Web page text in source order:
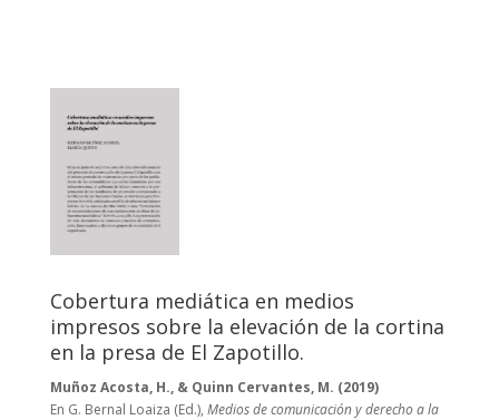
Cobertura mediática en medios
impresos sobre la elevación de la cortina
en la presa de El Zapotillo.
Muñoz Acosta, H., & Quinn Cervantes, M. (2019)
En G. Bernal Loaiza (Ed.), Medios de comunicación y derecho a la